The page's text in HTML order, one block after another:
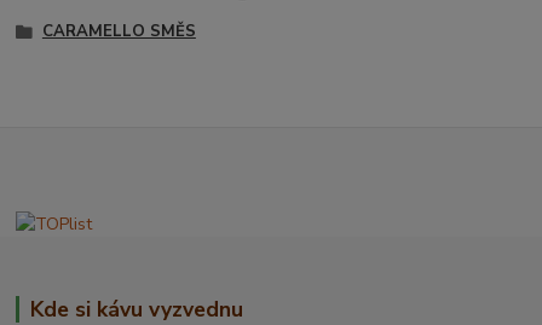
CARAMELLO SMĚS
Kde si kávu vyzvednu